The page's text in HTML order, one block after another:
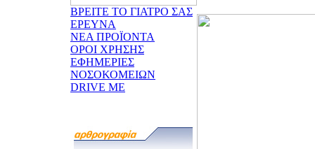
ΒΡΕΙΤΕ ΤΟ ΓΙΑΤΡΟ ΣΑΣ
ΕΡΕΥΝΑ
ΝΕΑ ΠΡΟΪΟΝΤΑ
ΟΡΟΙ ΧΡΗΣΗΣ
ΕΦΗΜΕΡΙΕΣ
ΝΟΣΟΚΟΜΕΙΩΝ
DRIVE ME